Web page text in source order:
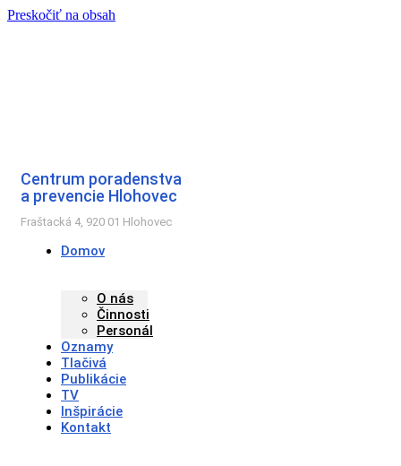
Preskočiť na obsah
Centrum poradenstva
a prevencie Hlohovec
Fraštacká 4, 920 01 Hlohovec
Domov
O nás
Činnosti
Personál
Oznamy
Tlačivá
Publikácie
TV
Inšpirácie
Kontakt